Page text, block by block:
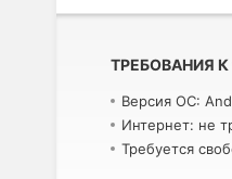
ТРЕБОВАНИЯ К
Версия ОС:
Интернет: не
Требуется